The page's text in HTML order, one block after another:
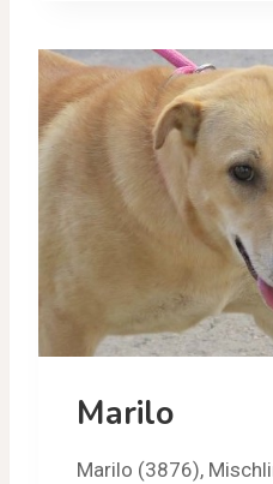
Marilo
Marilo (3876),